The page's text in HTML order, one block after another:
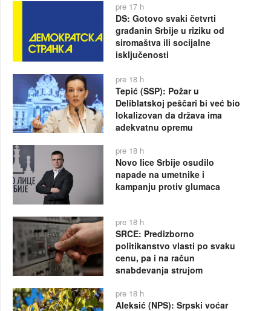
pre 17 h
DS: Gotovo svaki četvrti
građanin Srbije u riziku od
siromaštva ili socijalne
isključenosti
pre 18 h
Tepić (SSP): Požar u
Deliblatskoj peščari bi već bio
lokalizovan da država ima
adekvatnu opremu
pre 18 h
Novo lice Srbije osudilo
napade na umetnike i
kampanju protiv glumaca
pre 18 h
SRCE: Predizborno
politikanstvo vlasti po svaku
cenu, pa i na račun
snabdevanja strujom
pre 18 h
Aleksić (NPS): Srpski voćar